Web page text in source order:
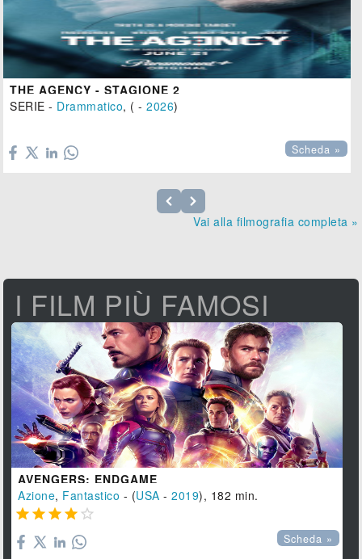
THE AGENCY - STAGIONE 2
SERIE - Drammatico, ( -2026)
Scheda »
Vai alla filmografia completa »
I FILM PIÙ FAMOSI
AVENGERS: ENDGAME
Azione, Fantastico - (USA -2019), 182 min.
    
Scheda »